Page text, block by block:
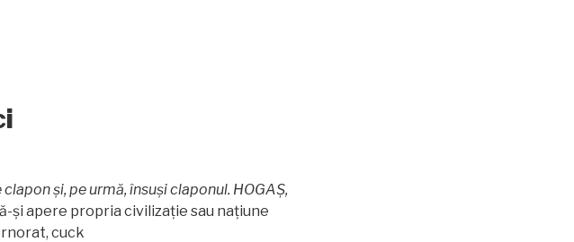
clapon și, pe urmă, însuși claponul. HOGAȘ,
și apere propria civilizație sau națiune
cuck